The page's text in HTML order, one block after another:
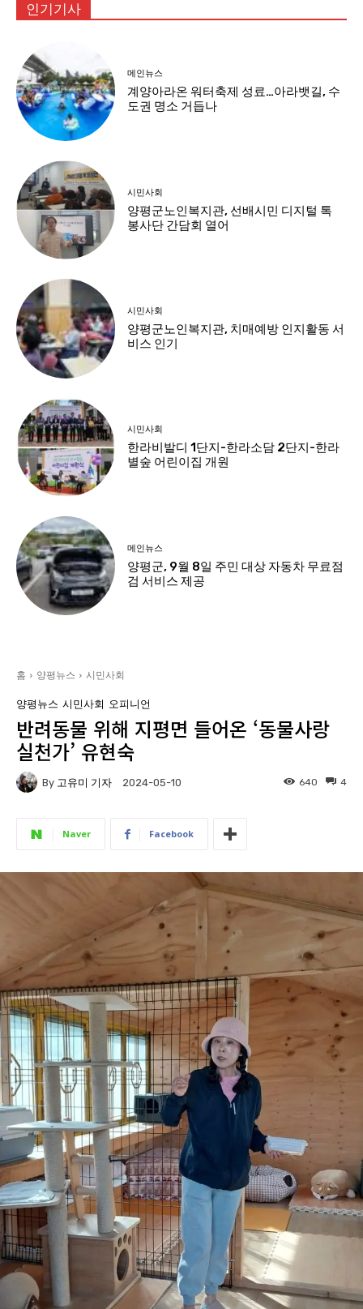
인기기사
메인뉴스
계양아라온 워터축제 성료…아라뱃길, 수
도권 명소 거듭나
시민사회
양평군노인복지관, 선배시민 디지털 톡
봉사단 간담회 열어
시민사회
양평군노인복지관, 치매예방 인지활동 서
비스 인기
시민사회
한라비발디 1단지-한라소담 2단지-한라
별숲 어린이집 개원
메인뉴스
양평군, 9월 8일 주민 대상 자동차 무료점
검 서비스 제공